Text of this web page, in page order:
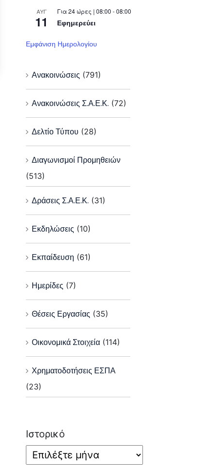
ΑΥΓ
11
Για 24 ώρες | 08:00 - 08:00
Εφημερεύει
Εμφάνιση Ημερολογίου
Ανακοινώσεις (791)
Ανακοινώσεις Σ.Α.Ε.Κ. (72)
Δελτίο Τύπου (28)
Διαγωνισμοί Προμηθειών
(513)
Δράσεις Σ.Α.Ε.Κ. (31)
Εκδηλώσεις (10)
Εκπαίδευση (61)
Ημερίδες (7)
Θέσεις Εργασίας (35)
Οικονομικά Στοιχεία (114)
Χρηματοδοτήσεις ΕΣΠΑ
(23)
Ιστορικό